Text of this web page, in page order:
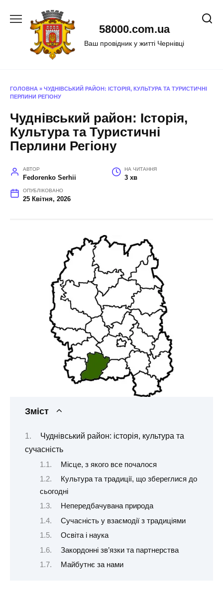
58000.com.ua
Ваш провідник у житті Чернівці
ГОЛОВНА » ЧУДНІВСЬКИЙ РАЙОН: ІСТОРІЯ, КУЛЬТУРА ТА ТУРИСТИЧНІ
ПЕРЛИНИ РЕГІОНУ
Чуднівський район: Історія,
Культура та Туристичні
Перлини Регіону
АВТОР
Fedorenko Serhii
НА ЧИТАННЯ
3 хв
ОПУБЛІКОВАНО
25 Квітня, 2026
Зміст
Чуднівський район: історія, культура та
сучасність
Місце, з якого все почалося
Культура та традиції, що збереглися до
сьогодні
Непередбачувана природа
Сучасність у взаємодії з традиціями
Освіта і наука
Закордонні зв’язки та партнерства
Майбутнє за нами